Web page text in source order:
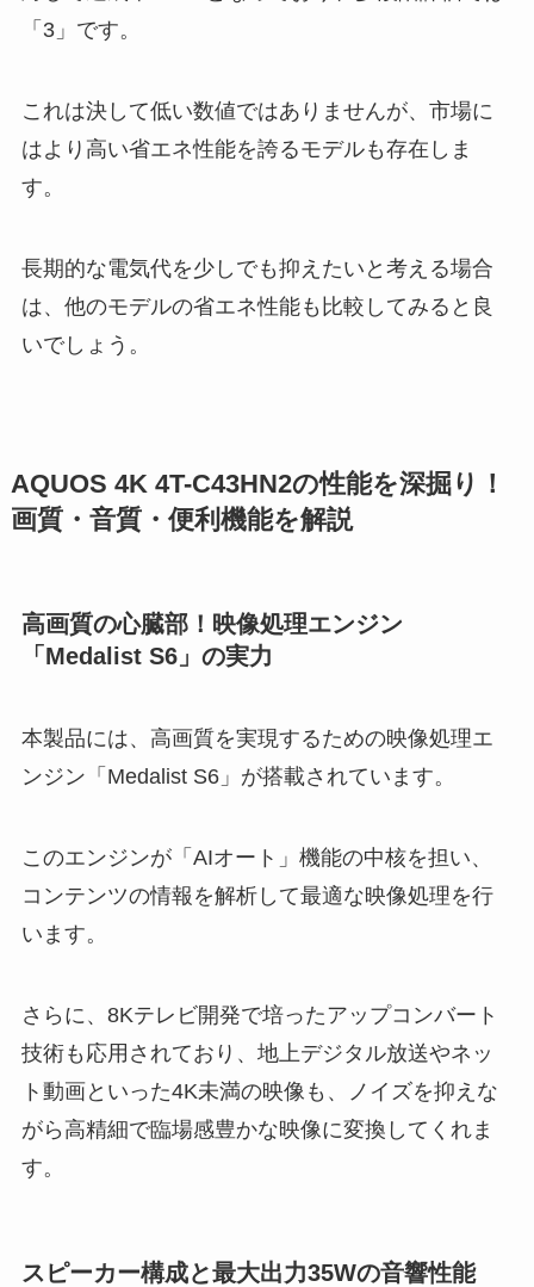
「3」です。
これは決して低い数値ではありませんが、市場に
はより高い省エネ性能を誇るモデルも存在しま
す。
長期的な電気代を少しでも抑えたいと考える場合
は、他のモデルの省エネ性能も比較してみると良
いでしょう。
AQUOS 4K 4T-C43HN2の性能を深掘り！
画質・音質・便利機能を解説
高画質の心臓部！映像処理エンジン
「Medalist S6」の実力
本製品には、高画質を実現するための映像処理エ
ンジン「Medalist S6」が搭載されています。
このエンジンが「AIオート」機能の中核を担い、
コンテンツの情報を解析して最適な映像処理を行
います。
さらに、8Kテレビ開発で培ったアップコンバート
技術も応用されており、地上デジタル放送やネッ
ト動画といった4K未満の映像も、ノイズを抑えな
がら高精細で臨場感豊かな映像に変換してくれま
す。
スピーカー構成と最大出力35Wの音響性能